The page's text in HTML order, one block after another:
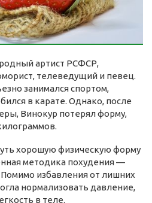
артист РСФСР,
телеведущий и певец.
занимался спортом,
в карате. Однако, после
Винокур потерял форму,
хорошую физическую форму
методика похудения —
Помимо избавления от лишних
нормализовать давление,
в теле.